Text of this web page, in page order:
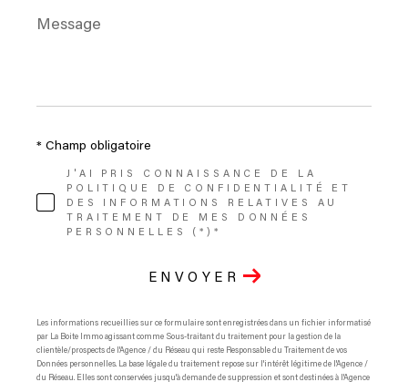
Message
J'AI PRIS CONNAISSANCE DE LA
POLITIQUE DE CONFIDENTIALITÉ ET
DES INFORMATIONS RELATIVES AU
TRAITEMENT DE MES DONNÉES
PERSONNELLES (*)*
* Champ obligatoire
ENVOYER
Les informations recueillies sur ce formulaire sont enregistrées dans un fichier informatisé
par La Boite Immo agissant comme Sous-traitant du traitement pour la gestion de la
clientèle/prospects de l'Agence / du Réseau qui reste Responsable du Traitement de vos
Données personnelles. La base légale du traitement repose sur l'intérêt légitime de l'Agence /
du Réseau. Elles sont conservées jusqu'à demande de suppression et sont destinées à l'Agence